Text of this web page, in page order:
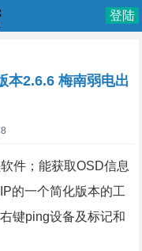
登陆
本2.6.6 梅南弱电出
件；能获取OSD信息
的一个简化版本的工
键ping设备及标记和